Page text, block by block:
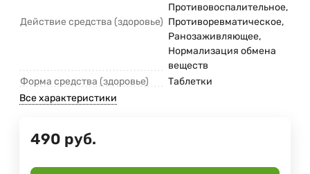
Действие средства (здоровье)
Противовоспалительное,
Противоревматическое,
Ранозаживляющее,
Нормализация обмена
веществ
Форма средства (здоровье)
Таблетки
Все характеристики
490 руб.